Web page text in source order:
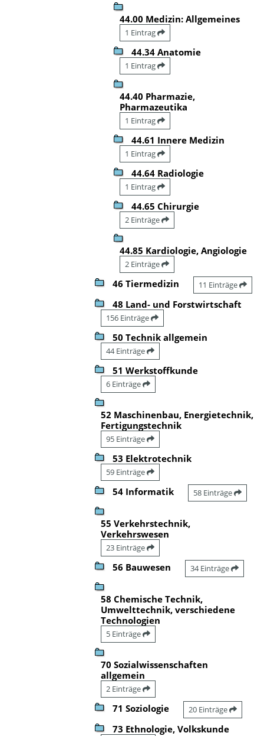
44.00 Medizin: Allgemeines
1 Eintrag
44.34 Anatomie
1 Eintrag
44.40 Pharmazie,
Pharmazeutika
1 Eintrag
44.61 Innere Medizin
1 Eintrag
44.64 Radiologie
1 Eintrag
44.65 Chirurgie
2 Einträge
44.85 Kardiologie, Angiologie
2 Einträge
46 Tiermedizin 11 Einträge
48 Land- und Forstwirtschaft
156 Einträge
50 Technik allgemein
44 Einträge
51 Werkstoffkunde
6 Einträge
52 Maschinenbau, Energietechnik,
Fertigungstechnik
95 Einträge
53 Elektrotechnik
59 Einträge
54 Informatik 58 Einträge
55 Verkehrstechnik,
Verkehrswesen
23 Einträge
56 Bauwesen 34 Einträge
58 Chemische Technik,
Umwelttechnik, verschiedene
Technologien
5 Einträge
70 Sozialwissenschaften
allgemein
2 Einträge
71 Soziologie 20 Einträge
73 Ethnologie, Volkskunde